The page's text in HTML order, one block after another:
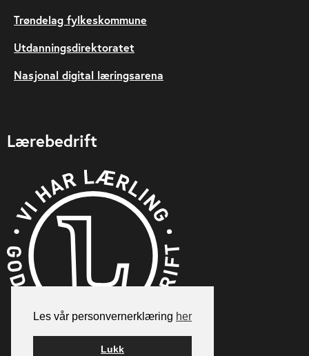
Les vår personvernerklæring her
Lukk
Trøndelag fylkeskommune
Utdanningsdirektoratet
Nasjonal digital læringsarena
Lærebedrift